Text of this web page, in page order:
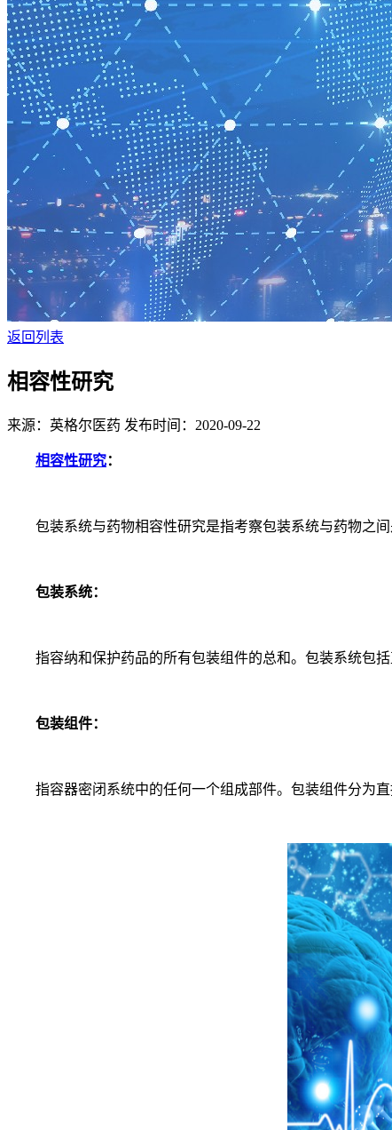
返回列表
相容性研究
来源：英格尔医药 发布时间：2020-09-22
相容性研究：
包装系统与药物相容性研究是指考察包装系统与药物之间
包装系统：
指容纳和保护药品的所有包装组件的总和。包装系统包括
包装组件：
指容器密闭系统中的任何一个组成部件。包装组件分为直